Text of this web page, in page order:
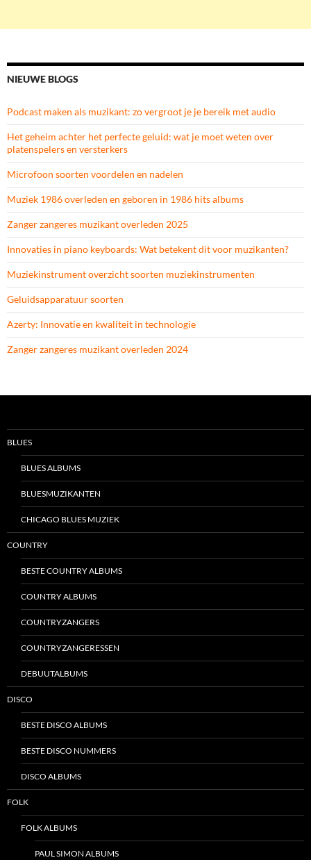
NIEUWE BLOGS
Podcast maken als muzikant: zo vergroot je je bereik met audio
Het geheim achter het perfecte geluid: wat je moet weten over
platenspelers en versterkers
Microfoon soorten voordelen en nadelen
Muziek 1986 overleden en geboren in 1986 hits albums
Zanger zangeres muzikant overleden 2025
Innovaties in piano keyboards: Wat betekent dit voor muzikanten?
Muziekinstrument overzicht soorten muziekinstrumenten
Geluidsapparatuur soorten
Azerty: Innovatie en kwaliteit in technologie
Zanger zangeres muzikant overleden 2024
BLUES
BLUES ALBUMS
BLUESMUZIKANTEN
CHICAGO BLUES MUZIEK
COUNTRY
BESTE COUNTRY ALBUMS
COUNTRY ALBUMS
COUNTRYZANGERS
COUNTRYZANGERESSEN
DEBUUTALBUMS
DISCO
BESTE DISCO ALBUMS
BESTE DISCO NUMMERS
DISCO ALBUMS
FOLK
FOLK ALBUMS
PAUL SIMON ALBUMS